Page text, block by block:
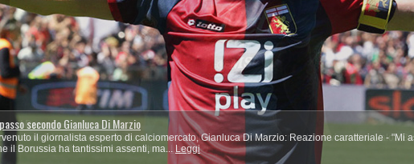
il Borussia»
la Juve? Niente scuse, andiamo avanti. Dobbiamo acquisire la mentalità vincente» Valon
azzurro ora l'importante è ripartire...Leggi
1 2 3 4 5